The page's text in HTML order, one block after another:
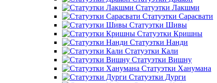
Статуэтки Лакшми
Статуэтки Сарасвати
Статуэтки Шивы
Статуэтки Кришны
Статуэтки Нанди
Статуэтки Кали
Статуэтки Вишну
Статуэтки Ханумана
Статуэтки Дурги